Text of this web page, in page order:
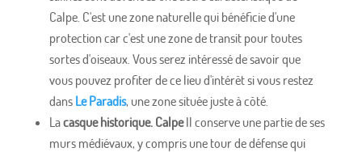
Calpe. C'est une zone naturelle qui bénéficie d'une
protection car c'est une zone de transit pour toutes
sortes d'oiseaux. Vous serez intéressé de savoir que
vous pouvez profiter de ce lieu d'intérêt si vous restez
dans Le Paradis, une zone située juste à côté.
Lacasque historique. CalpeIl conserve une partie de ses
murs médiévaux, y compris une tour de défense qui